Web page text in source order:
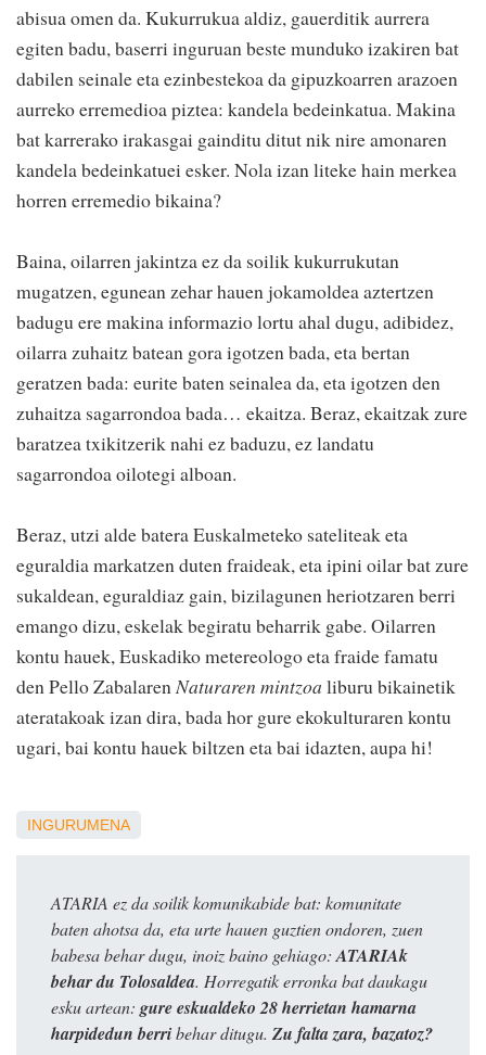
abisua omen da. Kukurrukua aldiz, gauerditik aurrera
egiten badu, baserri inguruan beste munduko izakiren bat
dabilen seinale eta ezinbestekoa da gipuzkoarren arazoen
aurreko erremedioa piztea: kandela bedeinkatua. Makina
bat karrerako irakasgai gainditu ditut nik nire amonaren
kandela bedeinkatuei esker. Nola izan liteke hain merkea
horren erremedio bikaina?
Baina, oilarren jakintza ez da soilik kukurrukutan
mugatzen, egunean zehar hauen jokamoldea aztertzen
badugu ere makina informazio lortu ahal dugu, adibidez,
oilarra zuhaitz batean gora igotzen bada, eta bertan
geratzen bada: eurite baten seinalea da, eta igotzen den
zuhaitza sagarrondoa bada… ekaitza. Beraz, ekaitzak zure
baratzea txikitzerik nahi ez baduzu, ez landatu
sagarrondoa oilotegi alboan.
Beraz, utzi alde batera Euskalmeteko sateliteak eta
eguraldia markatzen duten fraideak, eta ipini oilar bat zure
sukaldean, eguraldiaz gain, bizilagunen heriotzaren berri
emango dizu, eskelak begiratu beharrik gabe. Oilarren
kontu hauek, Euskadiko metereologo eta fraide famatu
den Pello ZabalarenNaturaren mintzoa liburu bikainetik
ateratakoak izan dira, bada hor gure ekokulturaren kontu
ugari, bai kontu hauek biltzen eta bai idazten, aupa hi!
INGURUMENA
ATARIA ez da soilik komunikabide bat: komunitate
baten ahotsa da, eta urte hauen guztien ondoren, zuen
babesa behar dugu, inoiz baino gehiago: ATARIAk
behar du Tolosaldea. Horregatik erronka bat daukagu
esku artean: gure eskualdeko 28 herrietan hamarna
harpidedun berribehar ditugu. Zu falta zara, bazatoz?